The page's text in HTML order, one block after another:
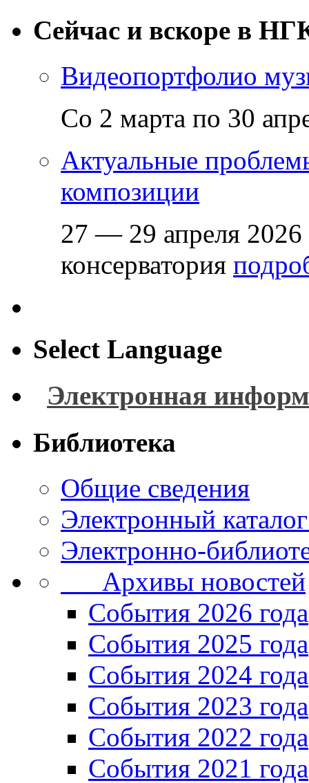
Сейчас и вскоре в
Видеопортфолио
Со 2 марта по 30
Актуальные
композиции
27 — 29 апреля 2026
консерватория
Select Language
Электронная
Библиотека
Общие сведения
Электронный
Электронно-
Архивы новостей
Cобытия 2026 года
События 2025 года
События 2024 года
События 2023 года
Cобытия 2022 года
Cобытия 2021 года